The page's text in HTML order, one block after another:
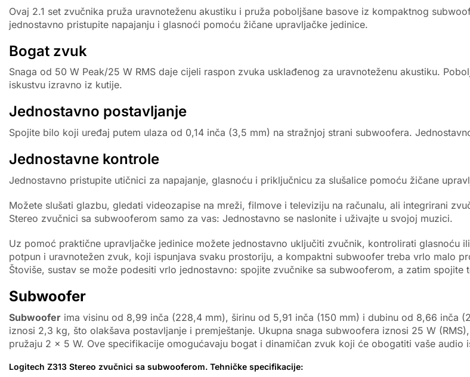
Ovaj 2.1 set zvučnika pruža uravnoteženu akustiku i pruža poboljšane basove iz kompaktnog
jednostavno pristupite napajanju i glasnoći pomoću žičane upravljačke jedinice.
Bogat zvuk
Snaga od 50 W Peak/25 W RMS daje cijeli raspon zvuka usklađenog za uravnoteženu akustiku.
iskustvu izravno iz kutije.
Jednostavno postavljanje
Spojite bilo koji uređaj putem ulaza od 0,14 inča (3,5 mm) na stražnjoj strani subwoofera.
Jednostavne kontrole
Jednostavno pristupite utičnici za napajanje, glasnoću i priključnicu za slušalice pomoću žičane
Možete slušati glazbu, gledati videozapise na mreži, filmove i televiziju na računalu, ali integrirani
Stereo zvučnici sa subwooferom samo za vas: Jednostavno se naslonite i uživajte u svojoj muzici.
Uz pomoć praktične upravljačke jedinice možete jednostavno uključiti zvučnik, kontrolirati glasnoću
potpun i uravnotežen zvuk, koji ispunjava svaku prostoriju, a kompaktni subwoofer treba vrlo malo
Štoviše, sustav se može podesiti vrlo jednostavno: spojite zvučnike sa subwooferom, a zatim spojite
Subwoofer
Subwoofer ima visinu od 8,99 inča (228,4 mm), širinu od 5,91 inča (150 mm) i dubinu od 8,66 inča
iznosi 2,3 kg, što olakšava postavljanje i premještanje. Ukupna snaga subwoofera iznosi 25 W
pružaju 2 x 5 W. Ove specifikacije omogućavaju bogat i dinamičan zvuk koji će obogatiti vaše audio
Logitech Z313 Stereo zvučnici sa subwooferom. Tehničke specifikacije: